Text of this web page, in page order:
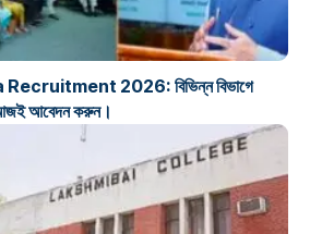
2026: বিভিন্ন বিভাগে
আবেদন করুন।